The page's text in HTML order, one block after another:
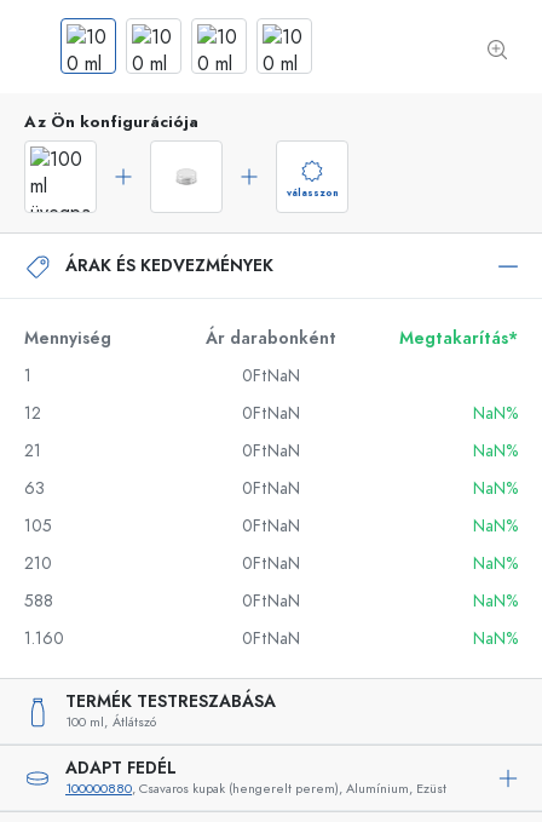
Az Ön konfigurációja
válasszon
ÁRAK ÉS KEDVEZMÉNYEK
Mennyiség Ár darabonként
Megtakarítás*
1
0FtNaN
12
0FtNaN
NaN%
21
0FtNaN
NaN%
63
0FtNaN
NaN%
105
0FtNaN
NaN%
210
0FtNaN
NaN%
588
0FtNaN
NaN%
1.160
0FtNaN NaN%
TERMÉK TESTRESZABÁSA
100 ml, Átlátszó
ADAPT FEDÉL
100000880, Csavaros kupak (hengerelt perem), Alumínium, Ezüst